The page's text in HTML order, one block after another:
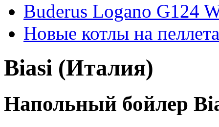
Buderus Logano G124
Новые котлы на
Biasi (Италия)
Напольный бойлер